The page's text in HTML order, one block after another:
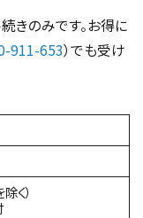
きのみです。お得に
911-653）でも受け
く）